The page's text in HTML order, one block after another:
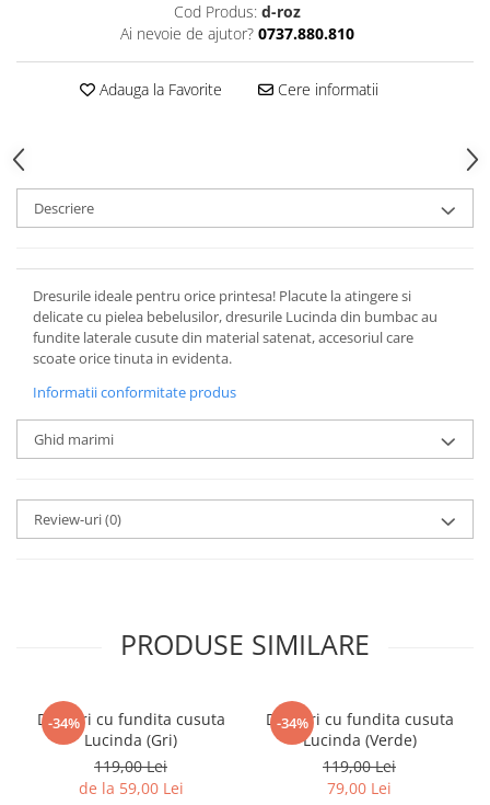
Cod Produs: d-roz
Ai nevoie de ajutor? 0737.880.810
Adauga la Favorite Cere informatii
Descriere
Dresurile ideale pentru orice printesa! Placute la atingere si
delicate cu pielea bebelusilor, dresurile Lucinda din bumbac au
fundite laterale cusute din material satenat, accesoriul care
scoate orice tinuta in evidenta.
Informatii conformitate produs
Ghid marimi
Review-uri(0)
PRODUSE SIMILARE
-34%
Dresuri cu fundita cusuta
Lucinda (Gri)
119,00 Lei
de la 59,00 Lei
-34%
Dresuri cu fundita cusuta
Lucinda (Verde)
119,00 Lei
79,00 Lei